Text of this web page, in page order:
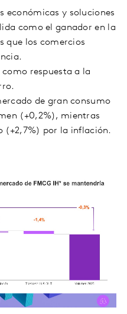
económicas y soluciones
como el ganador en la
que los comercios
respuesta a la
de gran consumo
(+0,2%), mientras
(+2,7%) por la inflación.